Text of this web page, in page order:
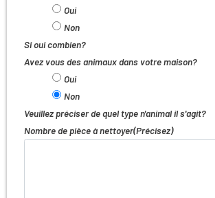
Oui
Non
Si oui combien?
Avez vous des animaux dans votre maison?
Oui
Non
Veuillez préciser de quel type n'animal il s'agit?
Nombre de pièce à nettoyer(Précisez)